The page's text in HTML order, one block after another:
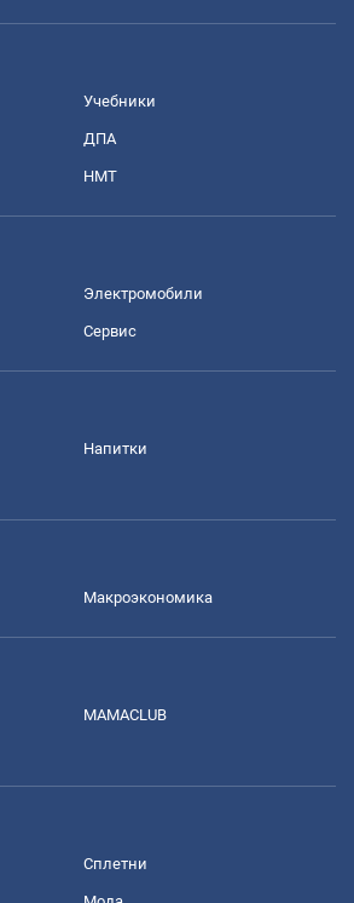
Учебники
ДПА
НМТ
Электромобили
Сервис
Напитки
Mакроэкономика
MAMACLUB
Сплетни